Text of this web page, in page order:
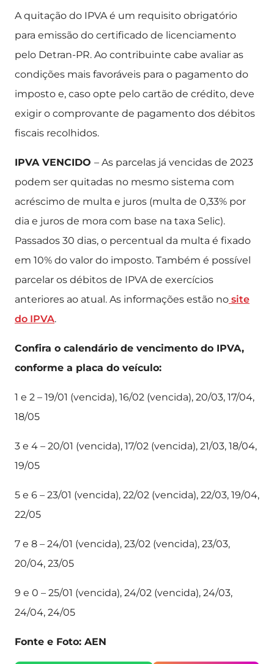
A quitação do IPVA é um requisito obrigatório
para emissão do certificado de licenciamento
pelo Detran-PR. Ao contribuinte cabe avaliar as
condições mais favoráveis para o pagamento do
imposto e, caso opte pelo cartão de crédito, deve
exigir o comprovante de pagamento dos débitos
fiscais recolhidos.
IPVA VENCIDO – As parcelas já vencidas de 2023
podem ser quitadas no mesmo sistema com
acréscimo de multa e juros (multa de 0,33% por
dia e juros de mora com base na taxa Selic).
Passados 30 dias, o percentual da multa é fixado
em 10% do valor do imposto. Também é possível
parcelar os débitos de IPVA de exercícios
anteriores ao atual. As informações estão no site
do IPVA.
Confira o calendário de vencimento do IPVA,
conforme a placa do veículo:
1 e 2 – 19/01 (vencida), 16/02 (vencida), 20/03, 17/04,
18/05
3 e 4 – 20/01 (vencida), 17/02 (vencida), 21/03, 18/04,
19/05
5 e 6 – 23/01 (vencida), 22/02 (vencida), 22/03, 19/04,
22/05
7 e 8 – 24/01 (vencida), 23/02 (vencida), 23/03,
20/04, 23/05
9 e 0 – 25/01 (vencida), 24/02 (vencida), 24/03,
24/04, 24/05
Fonte e Foto: AEN